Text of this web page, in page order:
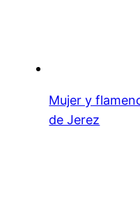
Mujer y
de Jerez